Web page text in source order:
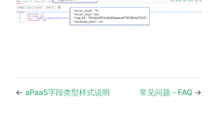
← aPaaS字段类型样式说明 常见问题 - FAQ →